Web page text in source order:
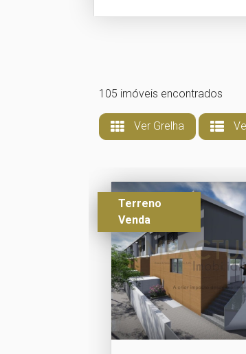
105 imóveis encontrados
Ver Grelha
Terreno
Venda